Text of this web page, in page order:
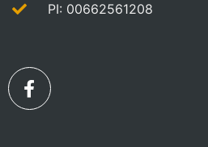
PI: 00662561208